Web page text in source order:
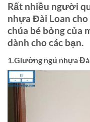
Rất nhiều người
nhựa Đài Loan cho
chúa bé bỏng của
dành cho các bạn.
1.Giường ngủ nhựa